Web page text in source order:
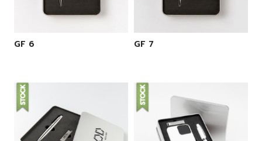
GF 6 GF 7